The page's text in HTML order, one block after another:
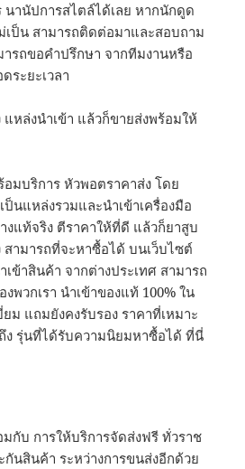
นานัปการสไตล์ได้เลย หากนักดูด
เป็น สามารถติดต่อมาและสอบถาม
รถขอคำปรึกษา จากทีมงานหรือ
ระยะเวลา
หล่งนำเข้า แล้วก็ขายส่งพร้อมให้
อมบริการ หัวพอตราคาส่ง โดย
ป็นแหล่งรวมและนำเข้าเครื่องมือ
งแท้จริง ตีราคาให้ที่ดี แล้วก็ยาสูบ
ามารถที่จะหาซื้อได้ บนเว็บไซต์
ข้าสินค้า จากต่างประเทศ สามารถ
พวกเรา นำเข้าของแท้ 100% ใน
ม แถมยังคงรับรอง ราคาที่เหมาะ
ง รุ่นที่ได้รับความนิยมหาซื้อได้ ที่นี่
กับ การให้บริการจัดส่งฟรี ทั่วราช
นสินค้า ระหว่างการขนส่งอีกด้วย